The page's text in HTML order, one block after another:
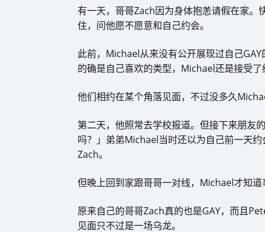
有一天，哥哥Zach因为身体抱恙请假在家
住，问他愿不愿意和自己约会。
此前，Michael从来没有公开展现过自己
的确是自己喜欢的类型，Michael还是接受了
他们相约在某个角落见面，不过没多久
第二天，他照常去学校报道。但接下来朋友
吗？」弟弟Michael当时还以为自己前一天
Zach。
但晚上回到家跟哥哥一对线，Michael才知道
原来自己的哥哥Zach真的也是GAY，而且
见面只不过是一场乌龙。